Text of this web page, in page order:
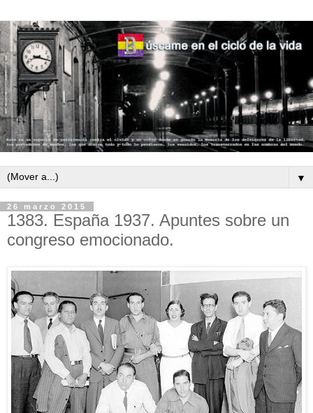
▼
26 marzo 2015
1383. España 1937. Apuntes sobre un
congreso emocionado.